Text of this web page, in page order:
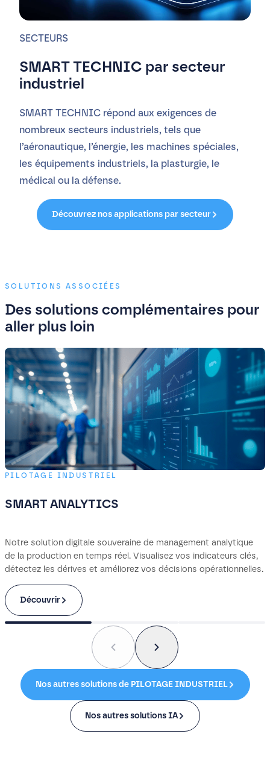
SECTEURS
SMART TECHNIC par secteur
industriel
SMART TECHNIC répond aux exigences de
nombreux secteurs industriels, tels que
l’aéronautique, l’énergie, les machines spéciales,
les équipements industriels, la plasturgie, le
médical ou la défense.
Découvrez nos applications par secteur
SOLUTIONS ASSOCIÉES
Des solutions complémentaires pour
aller plus loin
PILOTAGE INDUSTRIEL
SMART ANALYTICS
Notre solution digitale souveraine de management analytique
de la production en temps réel. Visualisez vos indicateurs clés,
détectez les dérives et améliorez vos décisions opérationnelles.
Découvrir
Nos autres solutions de PILOTAGE INDUSTRIEL
Nos autres solutions IA